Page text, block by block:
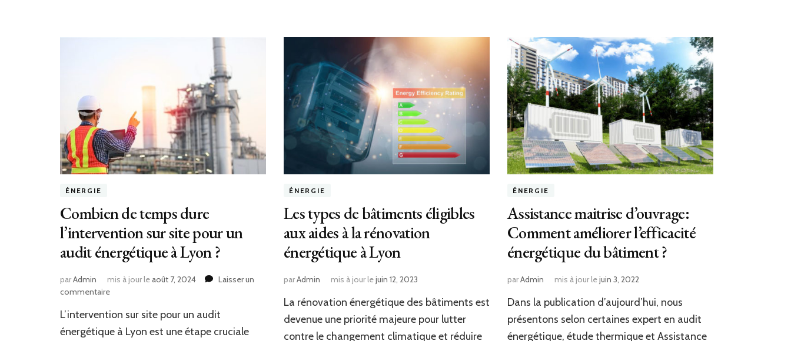
ÉNERGIE
Combien de temps dure
l’intervention sur site pour un
audit énergétique à Lyon ?
parAdmin mis à jour leaoût 7, 2024
Laisser un
commentairesur
de
temps
L’intervention sur site pour un audit
énergétique à Lyon est une étape cruciale
ÉNERGIE
Les types de bâtiments éligibles
aux aides à la rénovation
énergétique à Lyon
parAdmin mis à jour lejuin 12, 2023
La rénovation énergétique des bâtiments est
devenue une priorité majeure pour lutter
contre le changement climatique et réduire
ÉNERGIE
Assistance maitrise d’ouvrage:
Comment améliorer l’efficacité
énergétique du bâtiment ?
parAdmin mis à jour lejuin 3, 2022
Dans la publication d’aujourd’hui, nous
présentons selon certaines expert en audit
énergétique, étude thermique et Assistance